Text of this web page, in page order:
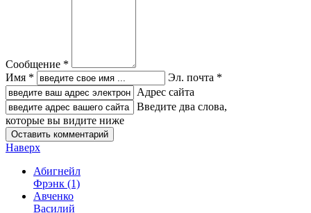
Сообщение *
Имя *
Эл. почта *
Адрес сайта
Введите два слова,
которые вы видите ниже
Наверх
Абигнейл
Фрэнк (1)
Авченко
Василий